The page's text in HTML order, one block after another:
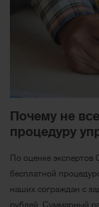
Почему не
процедуру
По оценке экспертов
бесплатной
наших сограждан с
рублей. Суммарный